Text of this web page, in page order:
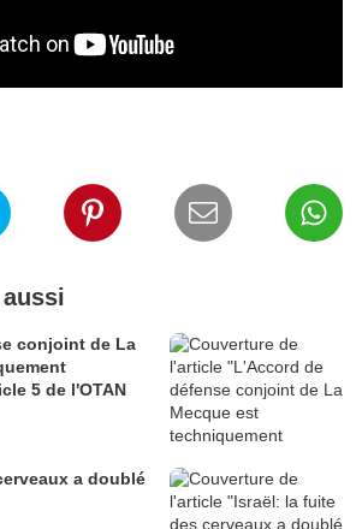
conjoint de La
5 de l'OTAN
a doublé